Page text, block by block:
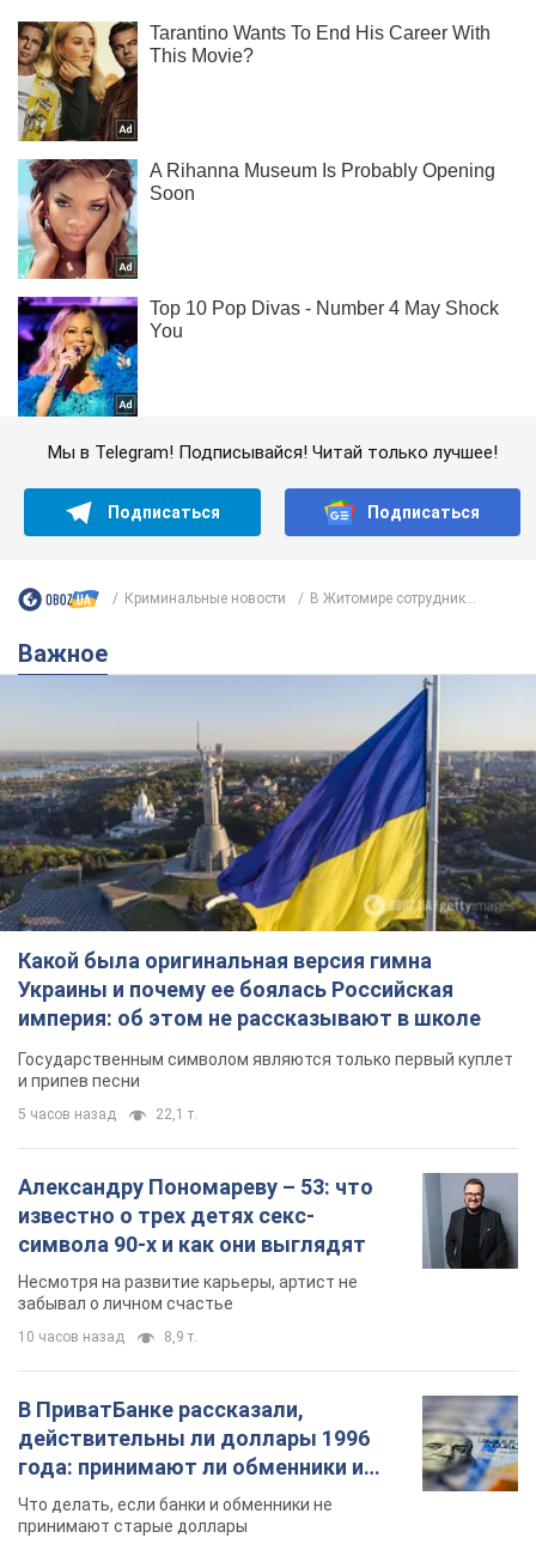
Мы в Telegram! Подписывайся! Читай только лучшее!
Подписаться Подписаться
Криминальные новости В Житомире сотрудник...
Важное
Какой была оригинальная версия гимна
Украины и почему ее боялась Российская
империя: об этом не рассказывают в школе
Государственным символом являются только первый куплет
и припев песни
5 часов назад 22,1 т.
Александру Пономареву – 53: что
известно о трех детях секс-
символа 90-х и как они выглядят
Несмотря на развитие карьеры, артист не
забывал о личном счастье
10 часов назад 8,9 т.
В ПриватБанке рассказали,
действительны ли доллары 1996
года: принимают ли обменники и
банки такие купюры
Что делать, если банки и обменники не
принимают старые доллары